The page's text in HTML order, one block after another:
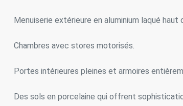
Menuiserie extérieure en aluminium laqué
Chambres avec stores motorisés.
Portes intérieures pleines et armoires
Des sols en porcelaine qui offrent